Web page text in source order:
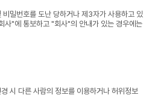
밀번호를 도난 당하거나 제3자가 사용하고 있
사"에 통보하고 "회사"의 안내가 있는 경우에는
시 다른 사람의 정보를 이용하거나 허위정보